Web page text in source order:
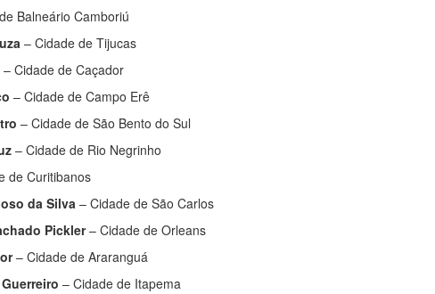
Balneário Camboriú
– Cidade de Tijucas
– Cidade de Caçador
– Cidade de Campo Erê
– Cidade de São Bento do Sul
– Cidade de Rio Negrinho
de Curitibanos
da Silva– Cidade de São Carlos
Pickler– Cidade de Orleans
– Cidade de Araranguá
– Cidade de Itapema